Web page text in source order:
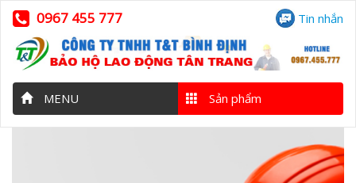
0967 455 777 Tin nhắn
MENU Sản phẩm